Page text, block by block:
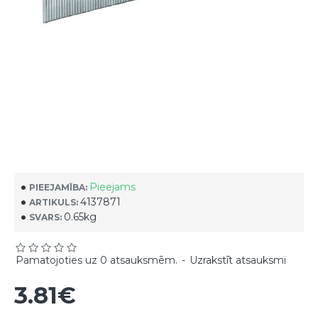
PIEEJAMĪBA: Pieejams
ARTIKULS: 4137871
SVARS: 0.65kg
Pamatojoties uz 0 atsauksmēm. - Uzrakstīt atsauksmi
3.81€